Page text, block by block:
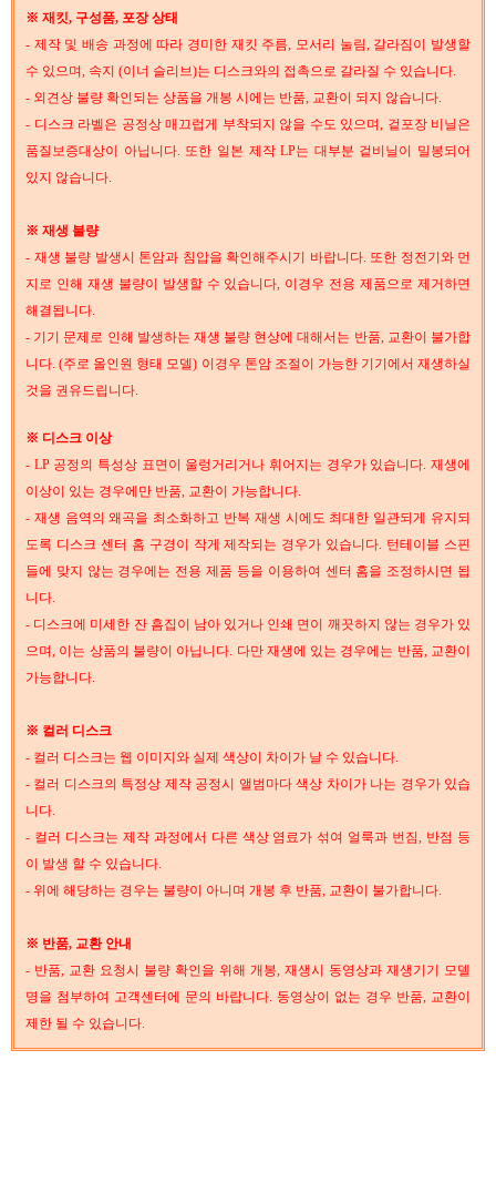
※ 재킷, 구성품, 포장 상태
- 제작 및 배송 과정에 따라 경미한 재킷 주름, 모서리 눌림, 갈라짐이 발생할
수 있으며, 속지 (이너 슬리브)는 디스크와의 접촉으로 갈라질 수 있습니다.
- 외견상 불량 확인되는 상품을 개봉 시에는 반품, 교환이 되지 않습니다.
- 디스크 라벨은 공정상 매끄럽게 부착되지 않을 수도 있으며, 겉포장 비닐은
품질보증대상이 아닙니다. 또한 일본 제작 LP는 대부분 겉비닐이 밀봉되어
있지 않습니다.
※ 재생 불량
- 재생 불량 발생시 톤암과 침압을 확인해주시기 바랍니다. 또한 정전기와 먼
지로 인해 재생 불량이 발생할 수 있습니다, 이경우 전용 제품으로 제거하면
해결됩니다.
- 기기 문제로 인해 발생하는 재생 불량 현상에 대해서는 반품, 교환이 불가합
니다. (주로 올인원 형태 모델) 이경우 톤암 조절이 가능한 기기에서 재생하실
것을 권유드립니다.
※ 디스크 이상
- LP 공정의 특성상 표면이 울렁거리거나 휘어지는 경우가 있습니다. 재생에
이상이 있는 경우에만 반품, 교환이 가능합니다.
- 재생 음역의 왜곡을 최소화하고 반복 재생 시에도 최대한 일관되게 유지되
도록 디스크 센터 홈 구경이 작게 제작되는 경우가 있습니다. 턴테이블 스핀
들에 맞지 않는 경우에는 전용 제품 등을 이용하여 센터 홈을 조정하시면 됩
니다.
- 디스크에 미세한 잔 흠집이 남아 있거나 인쇄 면이 깨끗하지 않는 경우가 있
으며, 이는 상품의 불량이 아닙니다. 다만 재생에 있는 경우에는 반품, 교환이
가능합니다.
※ 컬러 디스크
- 컬러 디스크는 웹 이미지와 실제 색상이 차이가 날 수 있습니다.
- 컬러 디스크의 특정상 제작 공정시 앨범마다 색상 차이가 나는 경우가 있습
니다.
- 컬러 디스크는 제작 과정에서 다른 색상 염료가 섞여 얼룩과 번짐, 반점 등
이 발생 할 수 있습니다.
- 위에 해당하는 경우는 불량이 아니며 개봉 후 반품, 교환이 불가합니다.
※ 반품, 교환 안내
- 반품, 교환 요청시 불량 확인을 위해 개봉, 재생시 동영상과 재생기기 모델
명을 첨부하여 고객센터에 문의 바랍니다. 동영상이 없는 경우 반품, 교환이
제한 될 수 있습니다.